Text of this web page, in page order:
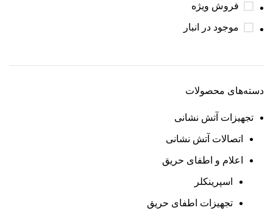
فروش ویژه
موجود در انبار
دسته‌های محصولات
تجهیزات آتش نشانی
اتصالات آتش نشانی
اعلام و اطفای حریق
اسپرینکلر
تجهیزات اطفای حریق